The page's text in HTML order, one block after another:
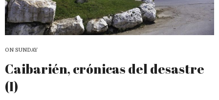
ON SUNDAY
Caibarién, crónicas del desastre
(I)